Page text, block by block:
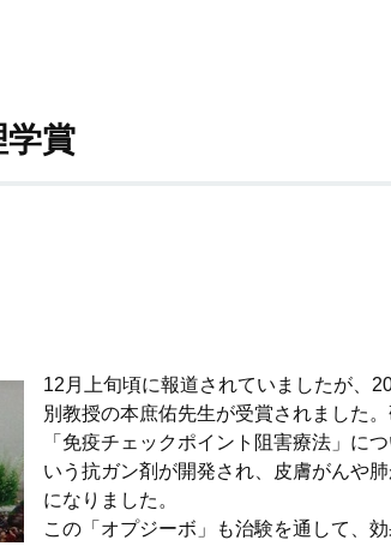
学賞
12月上旬頃に報道されていましたが、
別教授の本庶佑先生が受賞されました
「免疫チェックポイント阻害療法」に
いう抗ガン剤が開発され、皮膚がんや
になりました。
この「オプジーボ」も治験を通して、